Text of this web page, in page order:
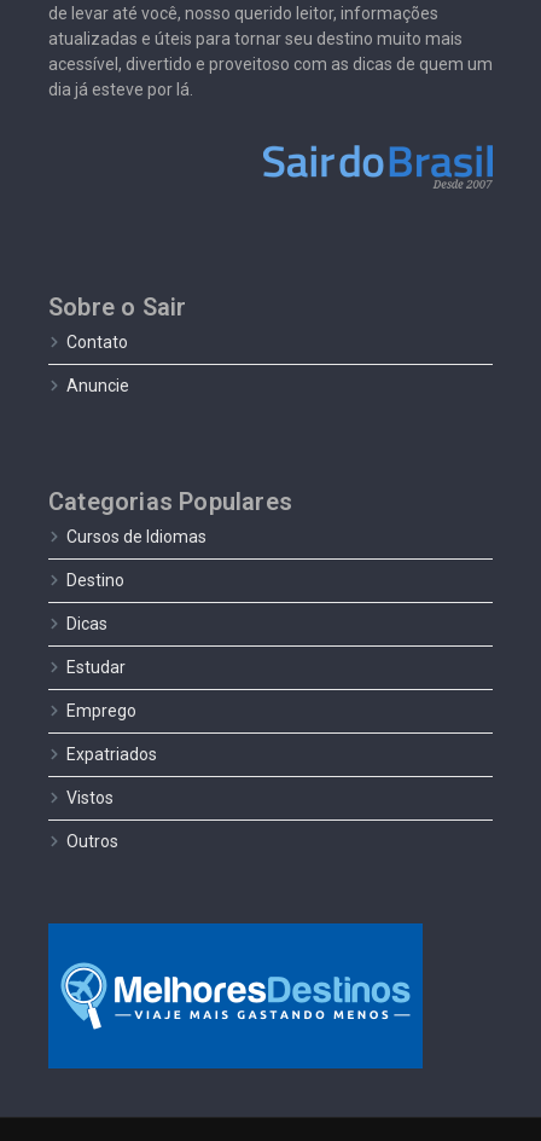
de levar até você, nosso querido leitor, informações
atualizadas e úteis para tornar seu destino muito mais
acessível, divertido e proveitoso com as dicas de quem um
dia já esteve por lá.
Sobre o Sair
Contato
Anuncie
Categorias Populares
Cursos de Idiomas
Destino
Dicas
Estudar
Emprego
Expatriados
Vistos
Outros